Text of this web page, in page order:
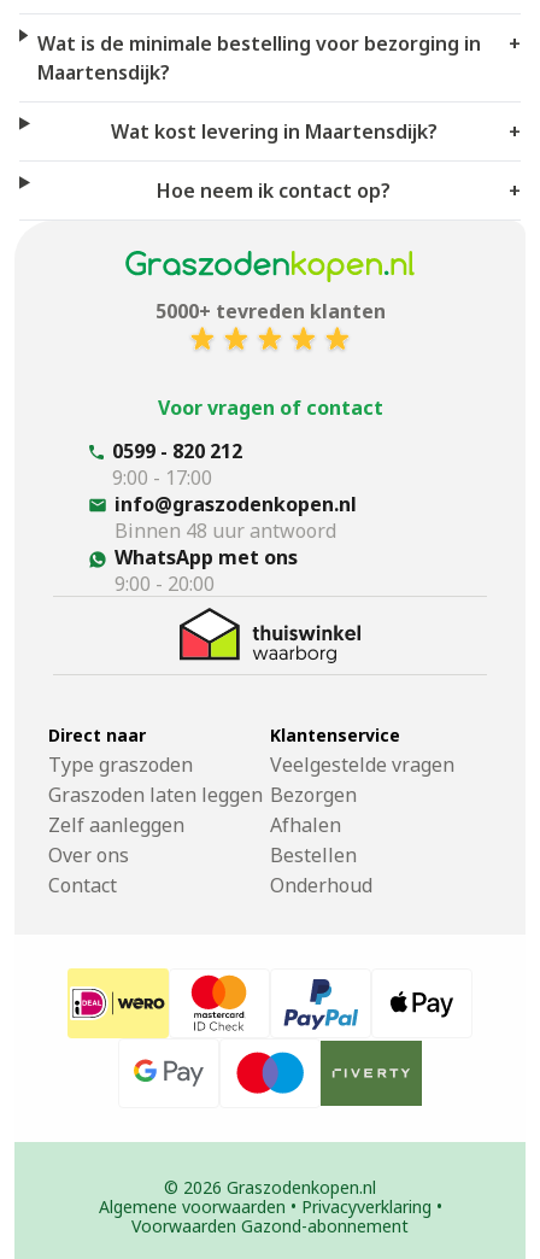
Wat is de minimale bestelling voor bezorging in
Maartensdijk?
+
Wat kost levering in Maartensdijk? +
Hoe neem ik contact op? +
5000+ tevreden klanten
Voor vragen of contact
0599 - 820 212
9:00 - 17:00
info@graszodenkopen.nl
Binnen 48 uur antwoord
WhatsApp met ons
9:00 - 20:00
Direct naar
Type graszoden
Graszoden laten leggen
Zelf aanleggen
Over ons
Contact
Klantenservice
Veelgestelde vragen
Bezorgen
Afhalen
Bestellen
Onderhoud
© 2026 Graszodenkopen.nl
Algemene voorwaarden • Privacyverklaring •
Voorwaarden Gazond-abonnement